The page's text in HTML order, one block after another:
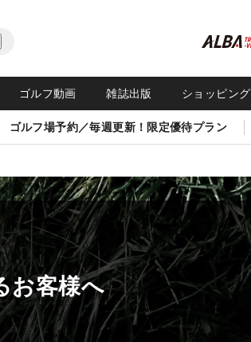
ゴルフ動画 雑誌出版 ショッピング
ゴルフ場予約／毎週更新！限定優待プラン
お客様へ